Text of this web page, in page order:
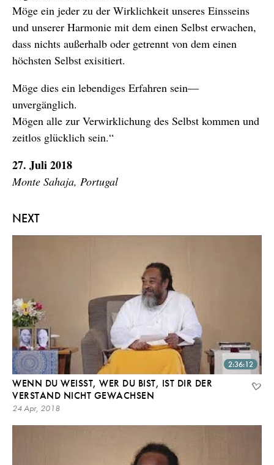
NEXT
2:36:12
WENN DU WEISST, WER DU BIST, IST DIR DER V
ERSTAND NICHT GEWACHSEN
24 Apr, 2018
Möge ein jeder zu der Wirklichkeit unseres Einsseins
und unserer Harmonie mit dem einen Selbst erwachen,
dass nichts außerhalb oder getrennt von dem einen
höchsten Selbst exisitiert.
Möge dies ein lebendiges Erfahren sein—
unvergänglich.
Mögen alle zur Verwirklichung des Selbst kommen und
zeitlos glücklich sein.“
27. Juli 2018
Monte Sahaja, Portugal